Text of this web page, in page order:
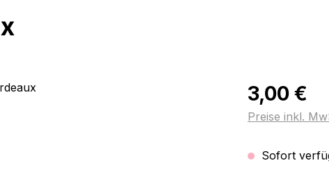
Regulärer Preis:
3,00 €
Preise inkl.
Sofort